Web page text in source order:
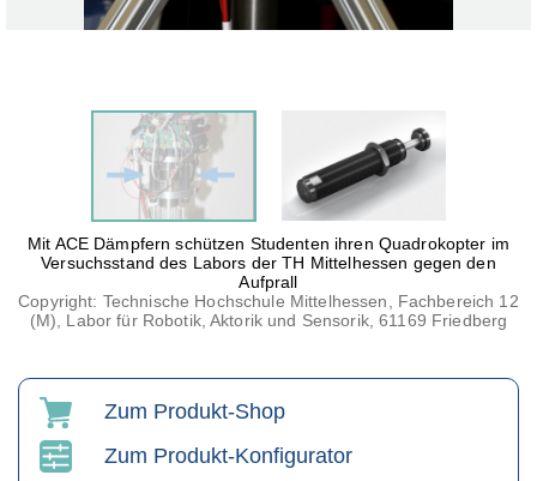
Mit ACE Dämpfern schützen Studenten ihren Quadrokopter im
Versuchsstand des Labors der TH Mittelhessen gegen den
Aufprall
Copyright: Technische Hochschule Mittelhessen, Fachbereich 12
(M), Labor für Robotik, Aktorik und Sensorik, 61169 Friedberg
Zum Produkt-Shop
Zum Produkt-Konfigurator